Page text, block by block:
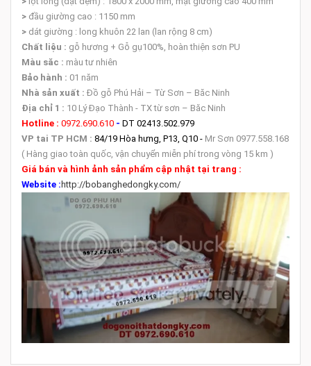
> đầu giường cao : 1150 mm
> dát giường : long khuôn 22 lan (lan rộng 8 cm)
Chất liệu : gỗ hương + Gỗ gụ100%, hoàn thiện sơn PU
Màu săc : màu tư nhiên
Bảo hành : 01 năm
Nhà sản xuất : Đồ gỗ Phú Hải – Từ Sơn – Băc Ninh
Địa chỉ 1 : 10 Lý Đạo Thành - TX từ sơn – Băc Ninh
Hotline : 0972.690.610 - DT 02413.502.979
VP tai TP HCM : 84/19 Hòa hưng, P13, Q10 - Mr Sơn 0977.558.168
( Hàng giao toàn quốc, vận chuyển miễn phí trong vòng 15 km )
Giá bán và hình ảnh sản phẩm cập nhật tại trang :
Website : http://bobanghedongky.com/